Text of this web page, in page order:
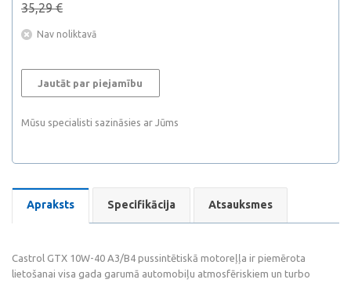
35,29 €
Nav noliktavā
Jautāt par piejamību
Mūsu specialisti sazināsies ar Jūms
Apraksts Specifikācija Atsauksmes
Castrol GTX 10W-40 A3/B4 pussintētiskā motoreļļa ir piemērota
lietošanai visa gada garumā automobiļu atmosfēriskiem un turbo